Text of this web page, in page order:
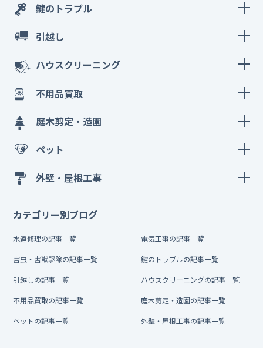
鍵のトラブル
引越し
ハウスクリーニング
不用品買取
庭木剪定・造園
ペット
外壁・屋根工事
カテゴリー別ブログ
水道修理の記事一覧 電気工事の記事一覧
害虫・害獣駆除の記事一覧 鍵のトラブルの記事一覧
引越しの記事一覧 ハウスクリーニングの記事一覧
不用品買取の記事一覧 庭木剪定・造園の記事一覧
ペットの記事一覧 外壁・屋根工事の記事一覧